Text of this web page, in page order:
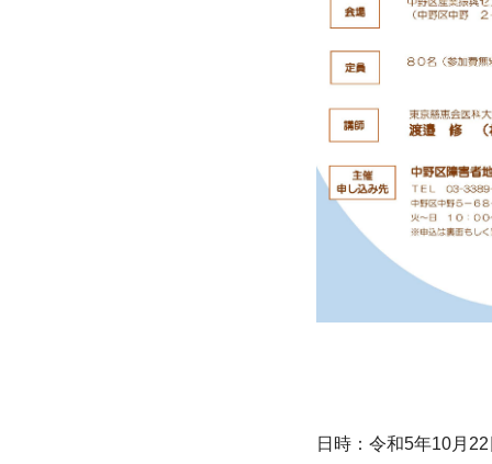
日時：令和5年10月